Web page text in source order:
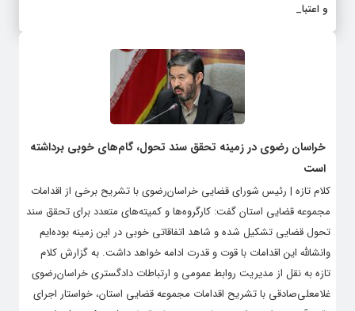
و اعتبارات د
خراسان رضوی در زمینه تحقق سند تحول، گام‌های خوبی برداشته
است
کلام تازه | رئیس شورای قضایی خراسان‌رضوی با تشریح برخی از اقدامات
مجموعه قضایی استان گفت: کارگروه‌ها و کمیته‌های متعدد برای تحقق سند
تحول قضایی تشکیل شده و شاهد اتفاقاتی خوبی در این زمینه بوده‌ایم
وانشالله این اقدامات با قوت و قدرت ادامه خواهد داشت. به گزارش کلام
تازه به نقل از مدیریت روابط عمومی و ارتباطات دادگستری خراسان‌رضوی
غلامعلی‌صادقی با تشریح اقدامات مجموعه قضایی استان، خواستار اجرای